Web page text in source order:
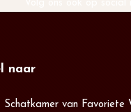
naar
Schatkamer van Favoriete